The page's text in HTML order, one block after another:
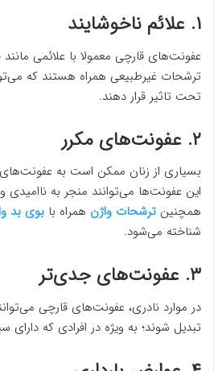
۱. علائم ناخوشایند
عفونت‌های قارچی معمولا با علائمی
ترشحات غیرطبیعی همراه هستند که
تحت تاثیر قرار دهند.
۲. عفونت‌های مکرر
بسیاری از زنان ممکن است به
این عفونت‌ها می‌توانند منجر به
همچنین ترشحات واژن همراه با بوی بد
شناخته می‌شود.
۳. عفونت‌های جدی‌تر
در موارد نادری، عفونت‌های قارچی
تبدیل شوند؛ به ویژه در افرادی که